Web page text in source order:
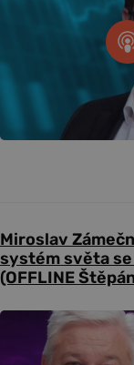
Miroslav
systém světa
(OFFLINE